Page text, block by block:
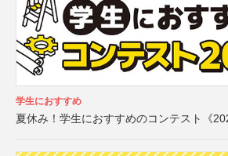
学生におすすめ
夏休み！学生におすすめのコンテスト《